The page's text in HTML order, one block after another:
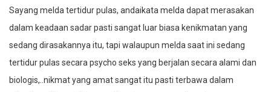
Sayang melda tertidur pulas, andaikata melda dapat merasakan
dalam keadaan sadar pasti sangat luar biasa kenikmatan yang
sedang dirasakannya itu, tapi walaupun melda saat ini sedang
tertidur pulas secara psycho seks yang berjalan secara alami dan
biologis,..nikmat yang amat sangat itu pasti terbawa dalam